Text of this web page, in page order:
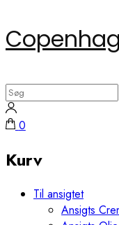
Skip
to
Enter)
Search
for:
0
Kurv
Til ansigtet
Ansigts